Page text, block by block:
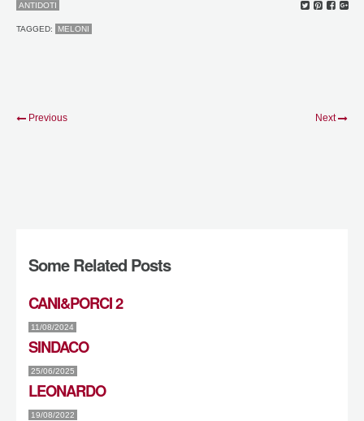
ANTIDOTI
TAGGED: MELONI
Previous Next
Some Related Posts
CANI&PORCI 2
11/08/2024
SINDACO
25/06/2025
LEONARDO
19/08/2022